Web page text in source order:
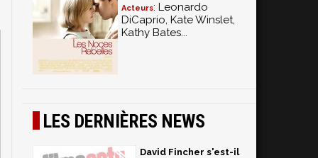
Acteurs: Leonardo
DiCaprio, Kate Winslet,
Kathy Bates...
LES DERNIÈRES NEWS
David Fincher s'est-il